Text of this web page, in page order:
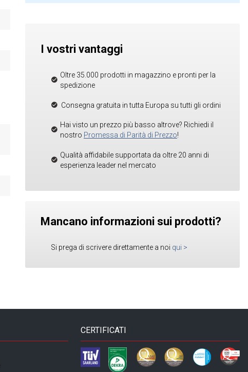
I vostri vantaggi
Oltre 35.000 prodotti in magazzino e pronti per la
spedizione
Consegna gratuita in tutta Europa su tutti gli ordini
Hai visto un prezzo più basso altrove? Richiedi il
nostro Promessa di Parità di Prezzo!
Qualità affidabile supportata da oltre 20 anni di
esperienza leader nel mercato
Mancano informazioni sui prodotti?
Si prega di scrivere direttamente a noi qui >
CERTIFICATI